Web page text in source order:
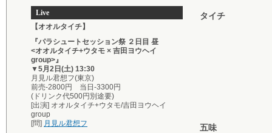
Live
【オオルタイチ】
『パラシュートセッション祭 ２日目 昼
<オオルタイチ+ウタモ × 吉田ヨウヘイ
group>』
▼5月2日(土) 13:30
月見ル君想フ(東京)
前売-2800円 当日-3300円
(ドリンク代500円別途要)
[出演] オオルタイチ+ウタモ/吉田ヨウヘイ
group
[問] 月見ル君想フ
タイチ
五味